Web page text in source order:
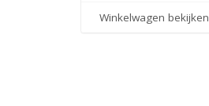
Winkelwagen bekijken